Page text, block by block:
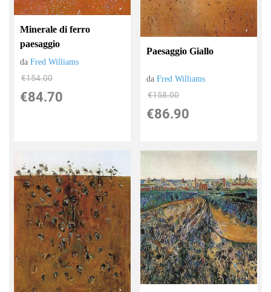
Minerale di ferro
paesaggio
daFred Williams
€154.00
€84.70
Paesaggio Giallo
daFred Williams
€158.00
€86.90